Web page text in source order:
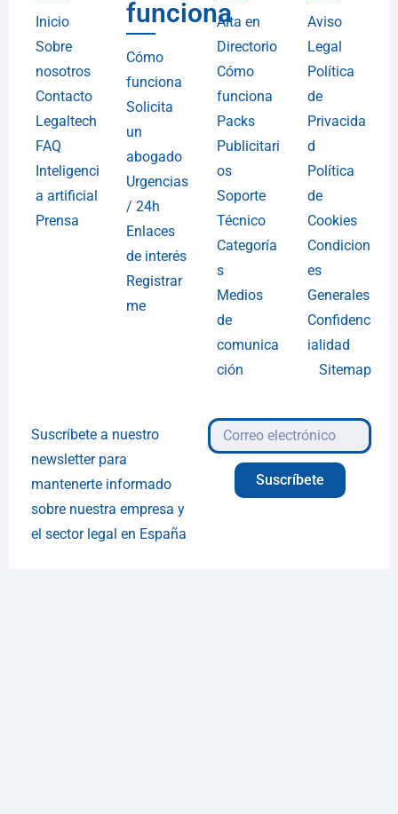
Inicio
Sobre
nosotros
Contacto
Legaltech
FAQ
Inteligenci
a artificial
Prensa
funciona
Cómo
funciona
Solicita
un
abogado
Urgencias
/ 24h
Enlaces
de interés
Registrar
me
Alta en
Directorio
Cómo
funciona
Packs
Publicitari
os
Soporte
Técnico
Categoría
s
Medios
de
comunica
ción
Aviso
Legal
Política
de
Privacida
d
Política
de
Cookies
Condicion
es
Generales
Confidenc
ialidad
Sitemap
Suscríbete a nuestro
newsletter para
mantenerte informado
sobre nuestra empresa y
el sector legal en España
Suscríbete